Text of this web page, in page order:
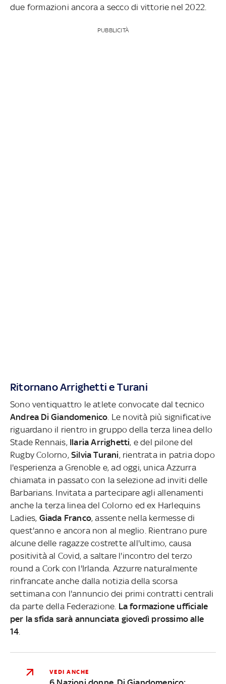
due formazioni ancora a secco di vittorie nel 2022.
PUBBLICITÀ
Ritornano Arrighetti e Turani
Sono ventiquattro le atlete convocate dal tecnico
Andrea Di Giandomenico . Le novità più significative
riguardano il rientro in gruppo della terza linea dello
Stade Rennais, Ilaria Arrighetti, e del pilone del
Rugby Colorno, Silvia Turani, rientrata in patria dopo
l'esperienza a Grenoble e, ad oggi, unica Azzurra
chiamata in passato con la selezione ad inviti delle
Barbarians. Invitata a partecipare agli allenamenti
anche la terza linea del Colorno ed ex Harlequins
Ladies, Giada Franco, assente nella kermesse di
quest'anno e ancora non al meglio. Rientrano pure
alcune delle ragazze costrette all'ultimo, causa
positività al Covid, a saltare l'incontro del terzo
round a Cork con l'Irlanda. Azzurre naturalmente
rinfrancate anche dalla notizia della scorsa
settimana con l'annuncio dei primi contratti centrali
da parte della Federazione. La formazione ufficiale
per la sfida sarà annunciata giovedì prossimo alle
14
VEDI ANCHE